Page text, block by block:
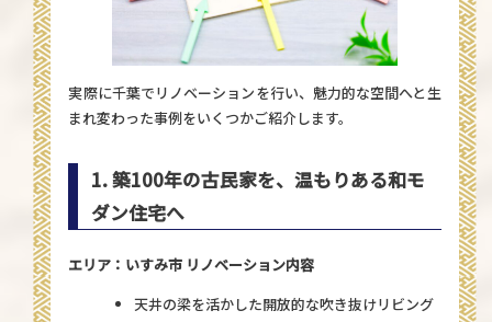
実際に千葉でリノベーションを行い、魅力的な空間へと生
まれ変わった事例をいくつかご紹介します。
1. 築100年の古民家を、温もりある和モ
ダン住宅へ
エリア：いすみ市 リノベーション内容
天井の梁を活かした開放的な吹き抜けリビング